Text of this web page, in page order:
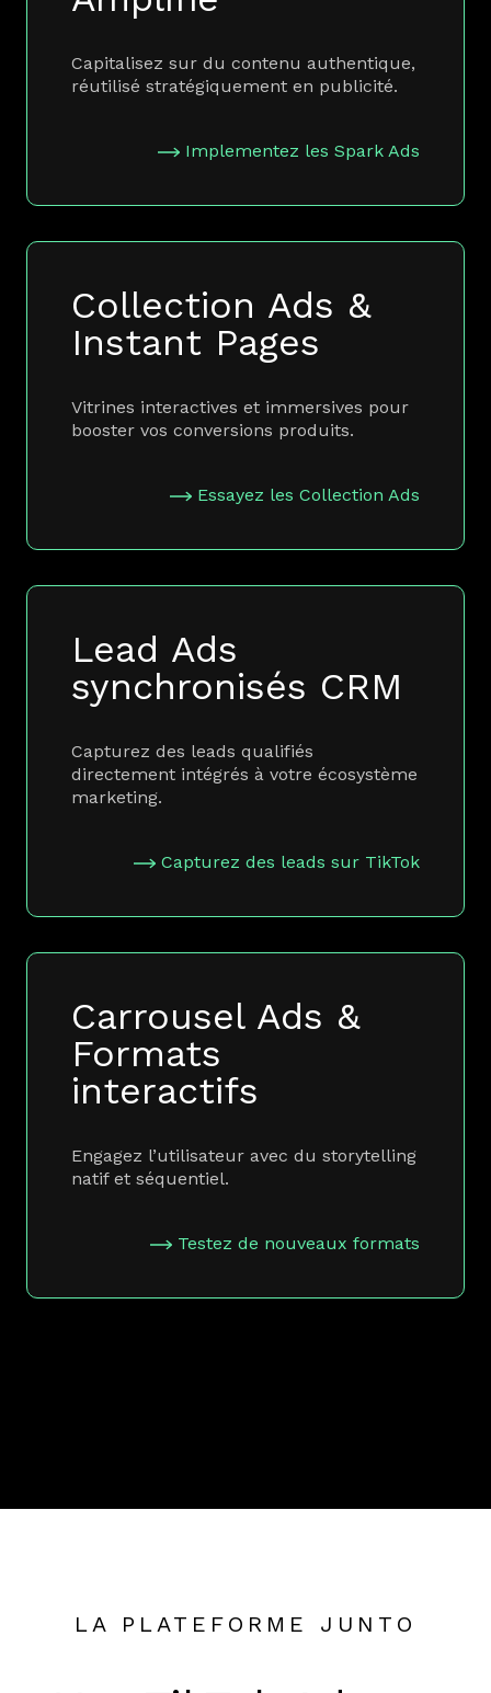
Capitalisez sur du contenu authentique,
réutilisé stratégiquement en publicité.
Implementez les Spark Ads
Collection Ads &
Instant Pages
Vitrines interactives et immersives pour
booster vos conversions produits.
Essayez les Collection Ads
Lead Ads
synchronisés CRM
Capturez des leads qualifiés
directement intégrés à votre écosystème
marketing.
Capturez des leads sur TikTok
Carrousel Ads &
Formats
interactifs
Engagez l’utilisateur avec du storytelling
natif et séquentiel.
Testez de nouveaux formats
LA PLATEFORME JUNTO